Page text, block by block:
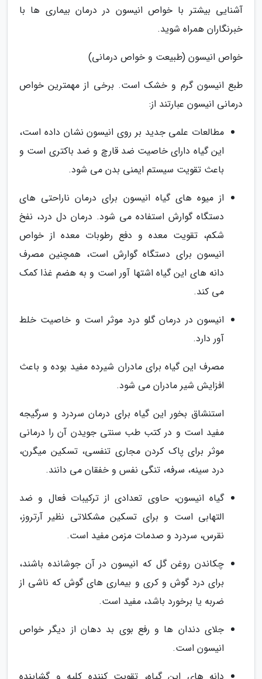
آشنایی بیشتر با خواص انیسون در درمان بیماری ها با
خبرنگاران همراه شوید.
خواص انیسون (طبیعت و خواص درمانی)
طبع انیسون گرم و خشک است. برخی از مهمترین خواص
درمانی انیسون عبارتند از:
مطالعات علمی جدید بر روی انیسون نشان داده است،
این گیاه دارای خاصیت ضد قارچ و ضد باکتری است و
باعث تقویت سیستم ایمنی بدن می شود.
از میوه های گیاه انیسون برای درمان ناراحتی های
دستگاه گوارش استفاده می شود. درمان دل درد، نفخ
شکم، تقویت معده و دفع رطوبات معده از خواص
انیسون برای دستگاه گوارش است، همچنین مصرف
دانه های این گیاه اشتها آور است و به هضم غذا کمک
می کند.
انیسون در درمان گلو درد موثر است و خاصیت خلط
آور دارد.
مصرف این گیاه برای مادران شیرده مفید بوده و باعث
افزایش شیر مادران می شود.
استنشاق بخور این گیاه برای درمان سردرد و سرگیجه
مفید است و در کتب طب سنتی جویدن آن را درمانی
موثر برای پاک کردن مجاری تنفسی، تسکین میگرن،
درد سینه، سرفه، تنگی نفس و خفقان می دانند.
گیاه انیسون، حاوی تعدادی از ترکیبات فعال و ضد
التهابی است و برای تسکین مشکلاتی نظیر آرتروز،
نقرس، سردرد و صدمات مزمن مفید است.
چکاندن روغن گل که انیسون در آن جوشانده باشند،
برای درد گوش و کری و بیماری های گوش که ناشی از
ضربه یا برخورد باشد، مفید است.
جلای دندان ها و رفع بوی بد دهان از دیگر خواص
انیسون است.